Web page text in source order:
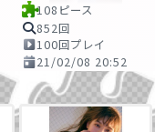
108ピース
852回
100回プレイ
21/02/08 20:52